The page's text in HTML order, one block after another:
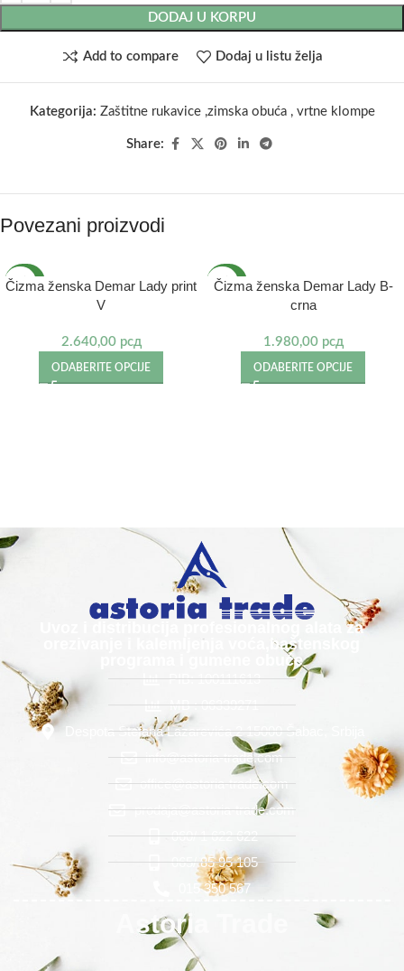
DODAJ U KORPU
Add to compare Dodaj u listu želja
Kategorija: Zaštitne rukavice ,zimska obuća , vrtne klompe
Share:
Povezani proizvodi
NOVO
Čizma ženska Demar Lady print
V
2.640,00 рсд
ODABERITE OPCIJE
NOVO
Čizma ženska Demar Lady B-
crna
1.980,00 рсд
ODABERITE OPCIJE
Uvoz i distribucija profesionalnog alata za
orezivanje i kalemljenja voća,baštenskog
programa i gumene obuće
PIB: 100111613
MB : 06339271
Despota Stefana Lazarevića 2 15000 Šabac, Srbija
info@astoria-trade.com
office@astoria-trade.com
prodaja@astoria-trade.com
060/ 1 622 622
065/ 85 95 105
015 350 567
Astoria Trade